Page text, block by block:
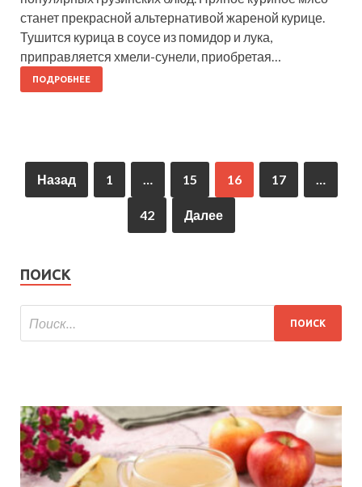
станет прекрасной альтернативой жареной курице.
Тушится курица в соусе из помидор и лука,
приправляется хмели-сунели, приобретая…
ПОДРОБНЕЕ
Назад 1 … 15 16 17 …
42 Далее
ПОИСК